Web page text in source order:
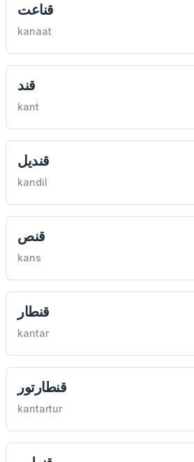
قناعت
kanaat
قند
kant
قنديل
kandil
قنص
kans
قنطار
kantar
قنطارتور
kantartur